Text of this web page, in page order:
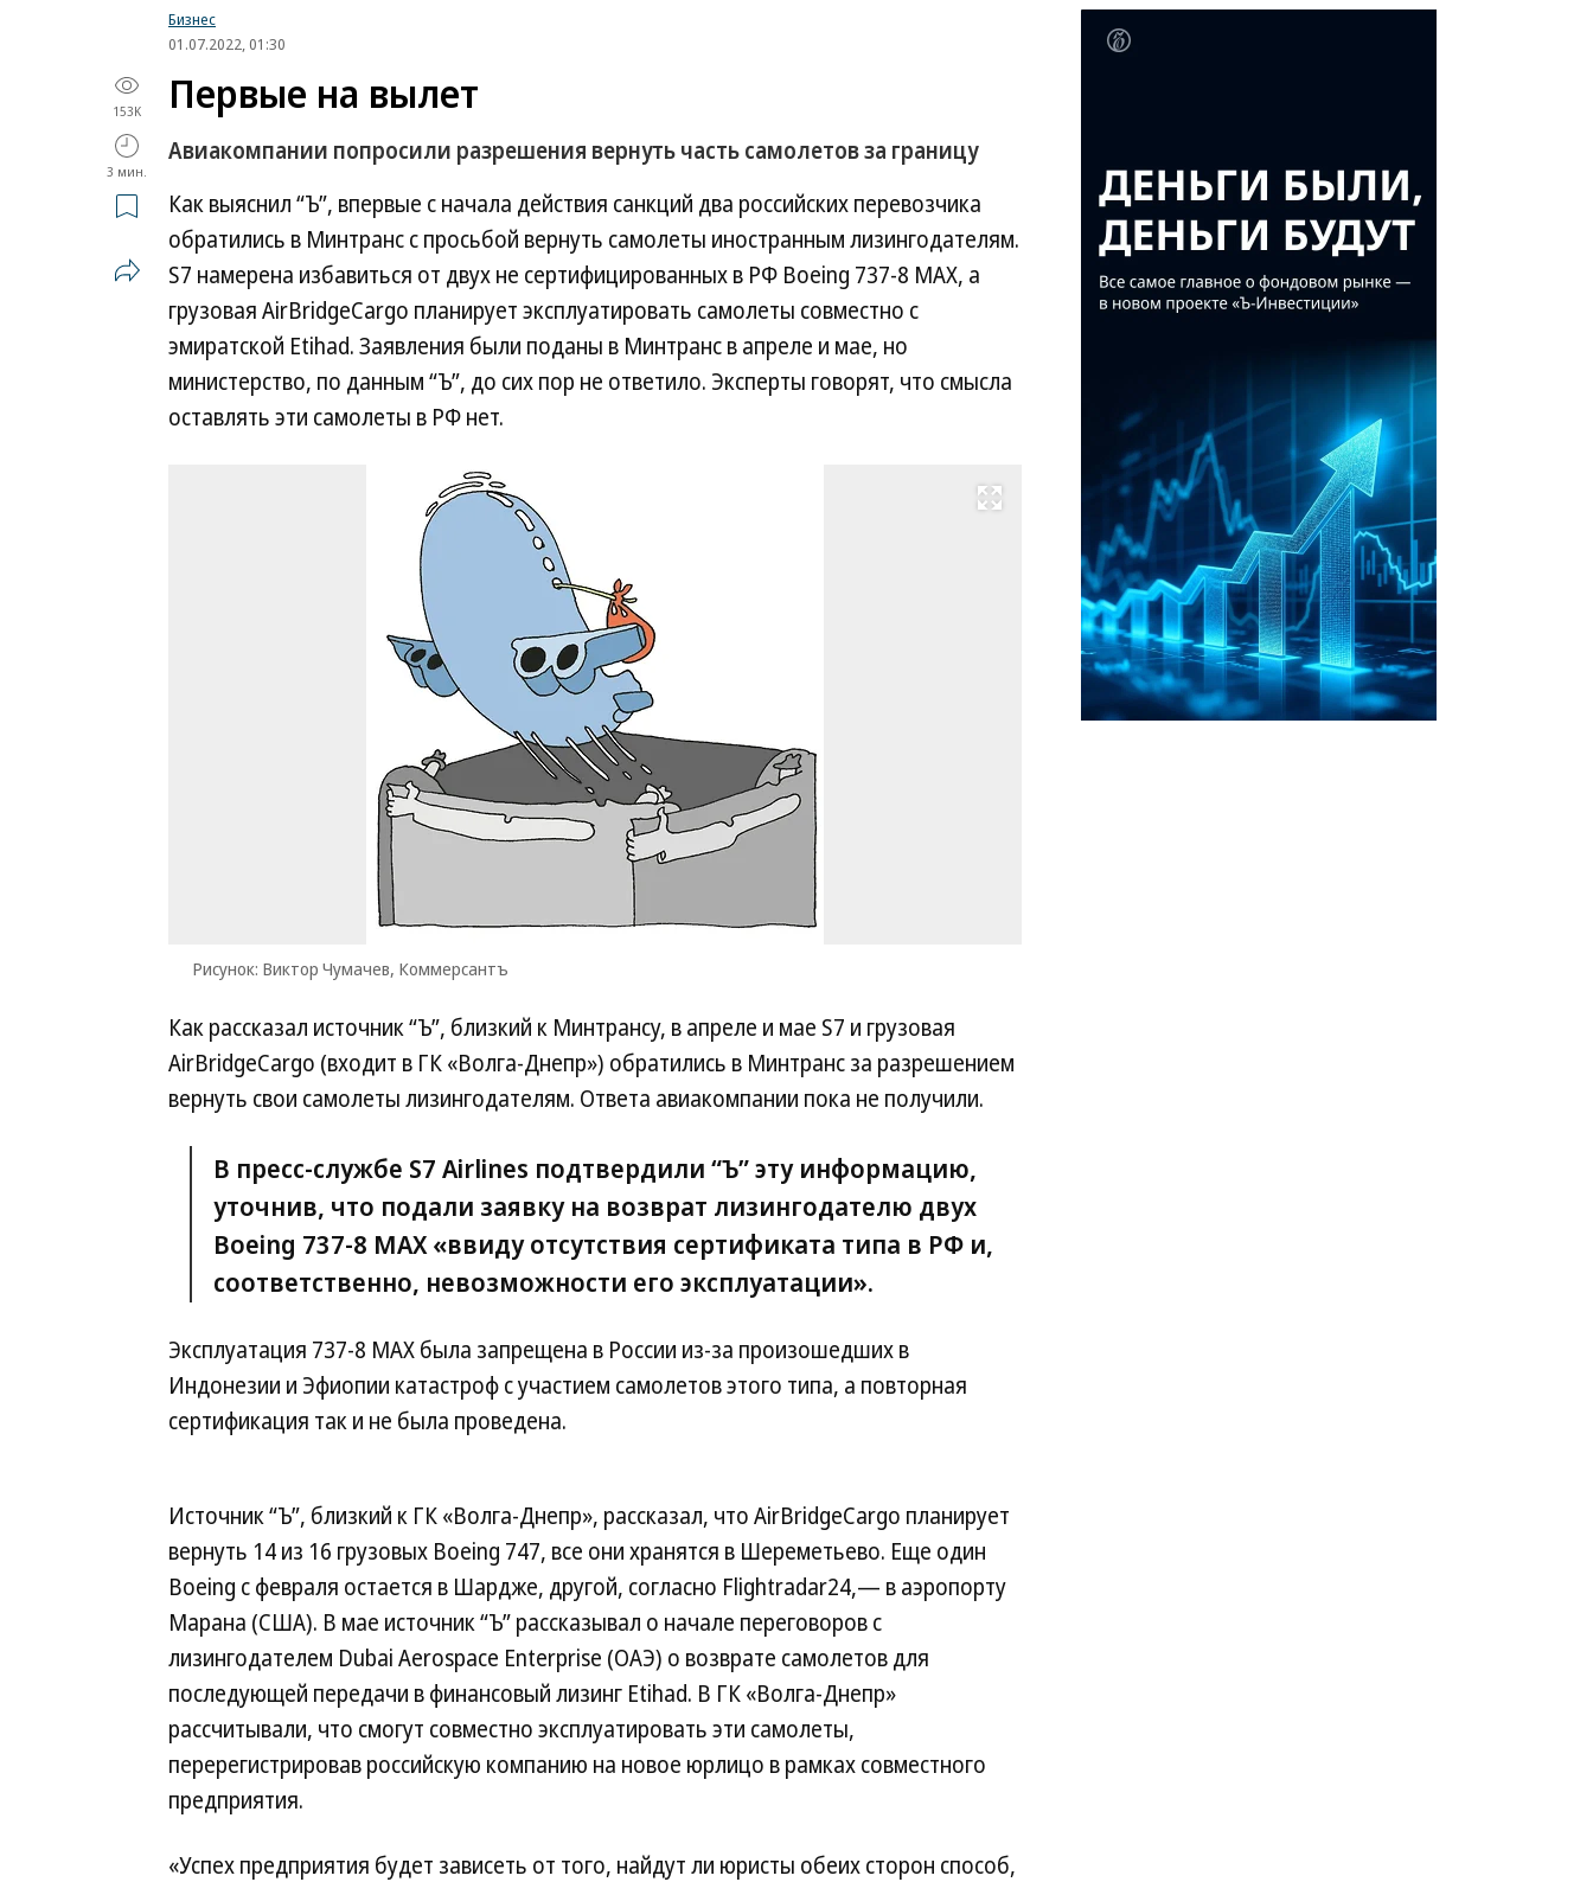
Бизнес
01.07.2022, 01:30
153K
3 мин.
Первые на вылет
Авиакомпании попросили разрешения вернуть часть самолетов за границу
Как выяснил “Ъ”, впервые с начала действия санкций два российских перевозчика
обратились в Минтранс с просьбой вернуть самолеты иностранным лизингодателям.
S7 намерена избавиться от двух не сертифицированных в РФ Boeing 737-8 МАХ, а
грузовая AirBridgeCargo планирует эксплуатировать самолеты совместно с
эмиратской Etihad. Заявления были поданы в Минтранс в апреле и мае, но
министерство, по данным “Ъ”, до сих пор не ответило. Эксперты говорят, что смысла
оставлять эти самолеты в РФ нет.
Развернуть на весь экран
Рисунок: Виктор Чумачев, Коммерсантъ
Рисунок:
Виктор
Чумачев,
Коммерсантъ
Как рассказал источник “Ъ”, близкий к Минтрансу, в апреле и мае S7 и грузовая
AirBridgeCargo (входит в ГК «Волга-Днепр») обратились в Минтранс за разрешением
вернуть свои самолеты лизингодателям. Ответа авиакомпании пока не получили.
В пресс-службе S7 Airlines подтвердили “Ъ” эту информацию,
уточнив, что подали заявку на возврат лизингодателю двух
Boeing 737-8 МАХ «ввиду отсутствия сертификата типа в РФ и,
соответственно, невозможности его эксплуатации».
Эксплуатация 737-8 МАХ была запрещена в России из-за произошедших в
Индонезии и Эфиопии катастроф с участием самолетов этого типа, а повторная
сертификация так и не была проведена.
Источник “Ъ”, близкий к ГК «Волга-Днепр», рассказал, что AirBridgeCargo планирует
вернуть 14 из 16 грузовых Boeing 747, все они хранятся в Шереметьево. Еще один
Boeing с февраля остается в Шардже, другой, согласно Flightradar24,— в аэропорту
Марана (США). В мае источник “Ъ” рассказывал о начале переговоров с
лизингодателем Dubai Aerospace Enterprise (ОАЭ) о возврате самолетов для
последующей передачи в финансовый лизинг Etihad. В ГК «Волга-Днепр»
рассчитывали, что смогут совместно эксплуатировать эти самолеты,
перерегистрировав российскую компанию на новое юрлицо в рамках совместного
предприятия.
«Успех предприятия будет зависеть от того, найдут ли юристы обеих сторон способ,